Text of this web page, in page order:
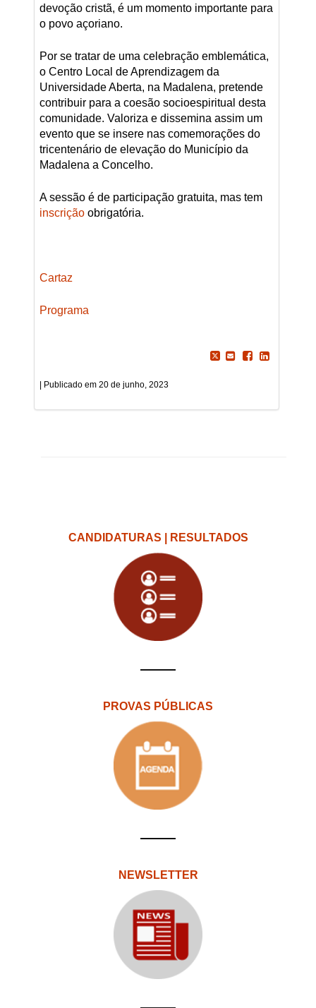
devoção cristã, é um momento importante para
o povo açoriano.
Por se tratar de uma celebração emblemática,
o Centro Local de Aprendizagem da
Universidade Aberta, na Madalena, pretende
contribuir para a coesão socioespiritual desta
comunidade. Valoriza e dissemina assim um
evento que se insere nas comemorações do
tricentenário de elevação do Município da
Madalena a Concelho.
A sessão é de participação gratuita, mas tem
inscriçãoobrigatória.
Cartaz
Programa
20 de junho, 2023
CANDIDATURAS | RESULTADOS
PROVAS PÚBLICAS
NEWSLETTER